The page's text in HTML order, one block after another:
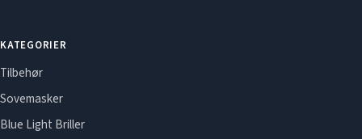
KATEGORIER
Tilbehør
Sovemasker
Blue Light Briller